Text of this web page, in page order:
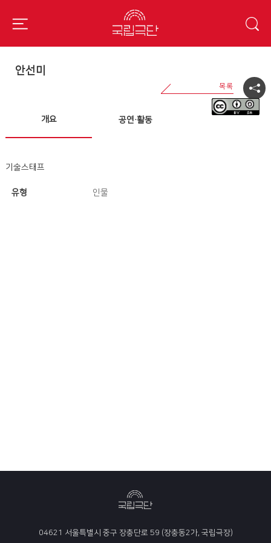
안선미
개요 공연·활동
기술스태프
유형 인물
04621 서울특별시 중구 장충단로 59 (장충동2가, 국립극장)